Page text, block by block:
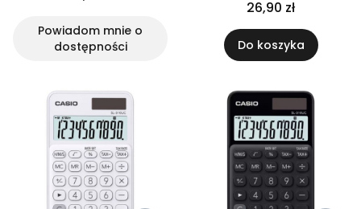
Powiadom mnie o
dostępności
26,90 zł
Do koszyka